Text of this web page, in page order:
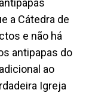
a Cátedra de
e não há
antipapas do
ao
Igreja